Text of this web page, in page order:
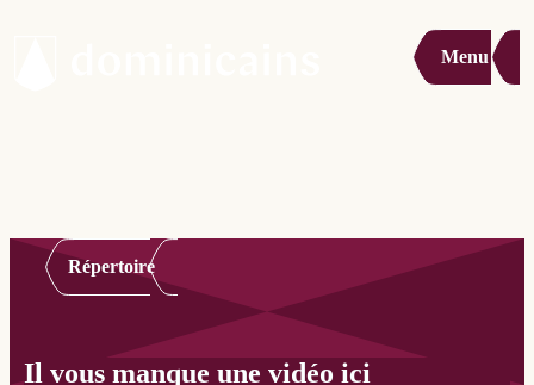
Menu
Répertoire
Il vous manque une vidéo ici